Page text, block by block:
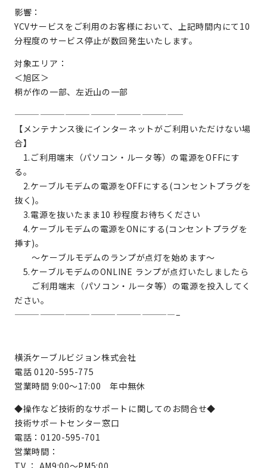
影響：
YCVサービスをご利用のお客様において、上記時間内にて10
分程度のサービス停止が数回発生いたします。
対象エリア：
＜旭区＞
桐が作の一部、左近山の一部
————————————————————
【メンテナンス後にインターネットがご利用いただけない場
合】
1.ご利用端末（パソコン・ルータ等）の電源をOFFにす
る。
2.ケーブルモデムの電源をOFFにする(コンセントプラグを
抜く)。
3.電源を抜いたまま10 秒程度お待ちください
4.ケーブルモデムの電源をONにする(コンセントプラグを
挿す)。
～ケーブルモデムのランプが点灯を始めます～
5.ケーブルモデムのONLINE ランプが点灯いたしましたら
ご利用端末（パソコン・ルータ等）の電源を投入してく
ださい。
———————————————————–
横浜ケーブルビジョン株式会社
電話 0120-595-775
営業時間 9:00～17:00 年中無休
◆操作など技術的なサポートに関してのお問合せ◆
技術サポートセンター窓口
電話：0120-595-701
営業時間：
TV ： AM9:00～PM5:00